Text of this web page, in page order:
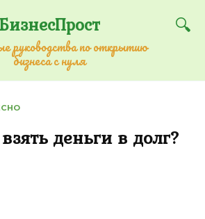
БизнесПрост
руководства по открытию
бизнеса с нуля
деньги в долг?